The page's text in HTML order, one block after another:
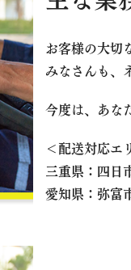
お客様の大切
みなさんも、
今度は、あな
＜配送対応エ
三重県：四日
愛知県：弥富